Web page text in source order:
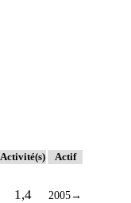
Activité(s) Actif
1,4 2005→